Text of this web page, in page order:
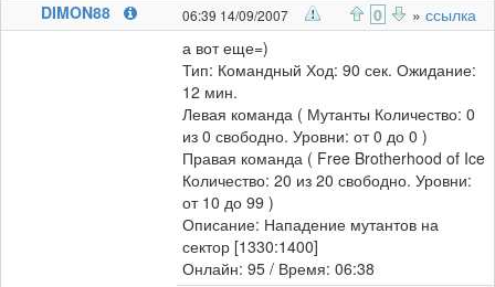
DIMON88
06:39 14/09/2007 0 » ссылка
а вот еще=)
Тип: Командный Ход: 90 сек. Ожидание:
12 мин.
Левая команда ( Мутанты Количество: 0
из 0 свободно. Уровни: от 0 до 0 )
Правая команда ( Free Brotherhood of Ice
Количество: 20 из 20 свободно. Уровни:
от 10 до 99 )
Описание: Нападение мутантов на
сектор [1330:1400]
Онлайн: 95 / Время: 06:38